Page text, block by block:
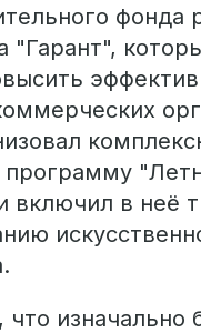
фонда
"Гарант",
включил в неё
что изначально